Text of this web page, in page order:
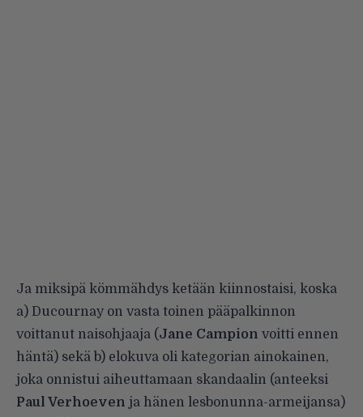
Ja miksipä kömmähdys ketään kiinnostaisi, koska
a) Ducournay on vasta toinen pääpalkinnon
voittanut naisohjaaja (Jane Campion voitti ennen
häntä) sekä b) elokuva oli kategorian ainokainen,
joka onnistui aiheuttamaan skandaalin (anteeksi
Paul Verhoeven ja hänen lesbonunna-armeijansa)